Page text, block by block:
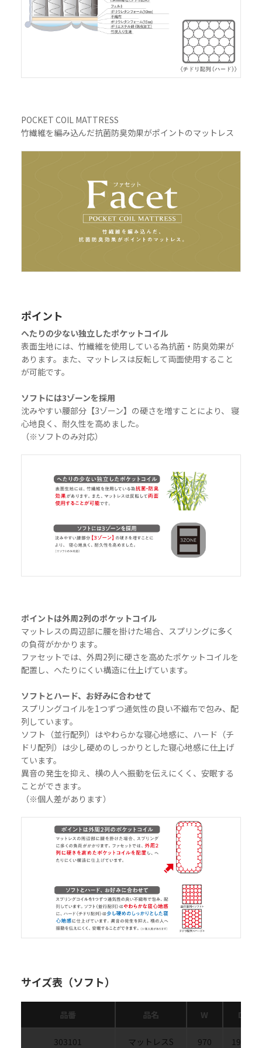
POCKET COIL MATTRESS
竹繊維を編み込んだ抗菌防臭効果がポイントのマットレス
ポイント
へたりの少ない独立したポケットコイル
表面生地には、竹繊維を使用している為抗菌・防臭効果が
あります。また、マットレスは反転して両面使用すること
が可能です。
ソフトには3ゾーンを採用
沈みやすい腰部分【3ゾーン】の硬さを増すことにより、 寝
心地良く、耐久性を高めました。
（※ソフトのみ対応）
ポイントは外周2列のポケットコイル
マットレスの周辺部に腰を掛けた場合、スプリングに多く
の負荷がかかります。
ファセットでは、外周2列に硬さを高めたポケットコイルを
配置し、へたりにくい構造に仕上げています。
ソフトとハード、お好みに合わせて
スプリングコイルを1つずつ通気性の良い不織布で包み、配
列しています。
ソフト（並行配列）はやわらかな寝心地感に、ハード（チ
ドリ配列）は少し硬めのしっかりとした寝心地感に仕上げ
ています。
異音の発生を抑え、横の人へ振動を伝えにくく、安眠する
ことができます。
（※個人差があります）
サイズ表（ソフト）
品番 品名 W D
303101 マットレスS 970 1950